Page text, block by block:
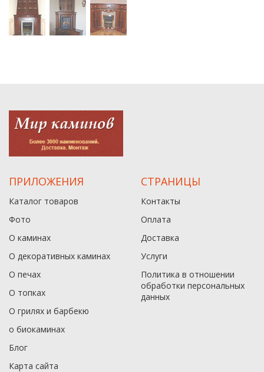
ПРИЛОЖЕНИЯ
Каталог товаров
Фото
О каминах
О декоративных каминах
О печах
О топках
О грилях и барбекю
о биокаминах
Блог
Карта сайта
СТРАНИЦЫ
Контакты
Оплата
Доставка
Услуги
Политика в отношении
обработки персональных
данныx